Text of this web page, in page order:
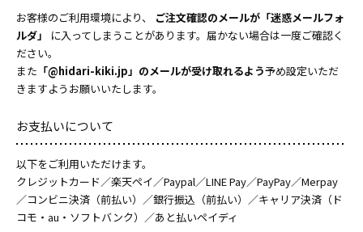
お客様のご利用環境により、
ご注文確認のメールが「迷惑メールフォ
ルダ」
に入ってしまうことがあります。届かない場合は一度ご確認く
ださい。
また 「@hidari-kiki.jp」のメールが受け取れるよう予め設定いただ
きますようお願いいたします。
お支払いについて
以下をご利用いただけます。
クレジットカード／楽天ペイ／Paypal／LINE Pay／PayPay／Merpay
／コンビニ決済（前払い）／銀行振込（前払い）／キャリア決済（ド
コモ・au・ソフトバンク）／あと払いペイディ